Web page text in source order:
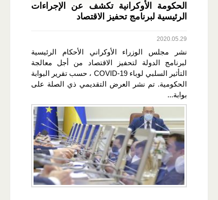
الحكومة الأوكرانية تكشف عن الإجراءات
الرئيسية لبرنامج تحفيز الاقتصاد
2020.05.29
نشر مجلس الوزراء الأوكراني الأحكام الرئيسية
لبرنامج الدولة لتحفيز الاقتصاد من أجل معالجة
التأثير السلبي لوباء COVID-19 ، حسب تقرير البوابة
الحكومية. تم نشر العرض التقديمي ذي الصلة على
بوابة...